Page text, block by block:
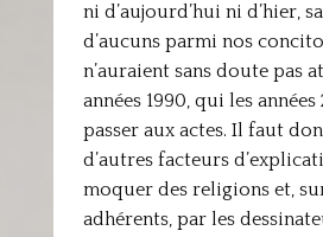
ni d’aujourd’hui ni d’hier,
d’aucuns parmi nos
n’auraient sans doute pas
années 1990, qui les
passer aux actes. Il faut
d’autres facteurs
moquer des religions et,
adhérents, par les